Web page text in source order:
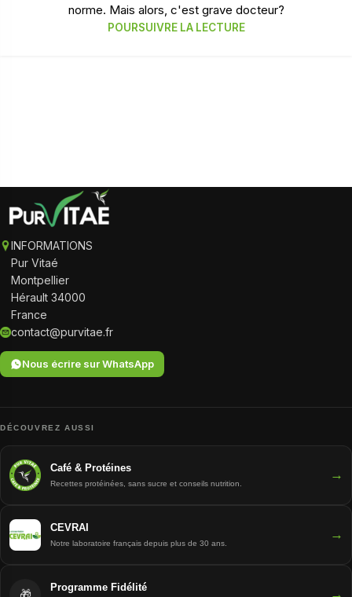
norme. Mais alors, c'est grave docteur?
POURSUIVRE LA LECTURE
INFORMATIONS
Pur Vitaé
Montpellier
Hérault 34000
France
contact@purvitae.fr
Nous écrire sur WhatsApp
DÉCOUVREZ AUSSI
Café & Protéines
Recettes protéinées, sans sucre et conseils nutrition.
→
CEVRAI
Notre laboratoire français depuis plus de 30 ans.
→
🎁 Programme Fidélité